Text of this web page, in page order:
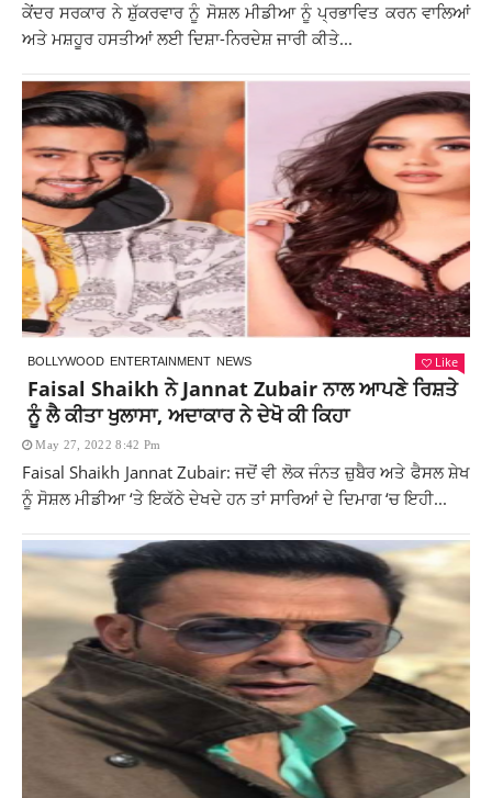
ਕੇਂਦਰ ਸਰਕਾਰ ਨੇ ਸ਼ੁੱਕਰਵਾਰ ਨੂੰ ਸੋਸ਼ਲ ਮੀਡੀਆ ਨੂੰ ਪ੍ਰਭਾਵਿਤ ਕਰਨ ਵਾਲਿਆਂ
ਅਤੇ ਮਸ਼ਹੂਰ ਹਸਤੀਆਂ ਲਈ ਦਿਸ਼ਾ-ਨਿਰਦੇਸ਼ ਜਾਰੀ ਕੀਤੇ...
BOLLYWOOD ENTERTAINMENT NEWS Like
Faisal Shaikh ਨੇ Jannat Zubair ਨਾਲ ਆਪਣੇ ਰਿਸ਼ਤੇ
ਨੂੰ ਲੈ ਕੀਤਾ ਖੁਲਾਸਾ, ਅਦਾਕਾਰ ਨੇ ਦੇਖੋ ਕੀ ਕਿਹਾ
May 27, 2022 8:42 Pm
Faisal Shaikh Jannat Zubair: ਜਦੋਂ ਵੀ ਲੋਕ ਜੰਨਤ ਜ਼ੁਬੈਰ ਅਤੇ ਫੈਸਲ ਸ਼ੇਖ
ਨੂੰ ਸੋਸ਼ਲ ਮੀਡੀਆ ‘ਤੇ ਇਕੱਠੇ ਦੇਖਦੇ ਹਨ ਤਾਂ ਸਾਰਿਆਂ ਦੇ ਦਿਮਾਗ ‘ਚ ਇਹੀ...